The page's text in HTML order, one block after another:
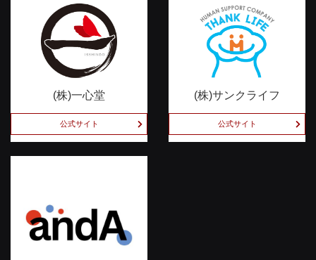
(株)一心堂
公式サイト
(株)サンクライフ
公式サイト